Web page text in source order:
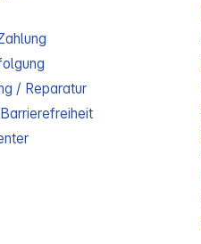
/ Reparatur